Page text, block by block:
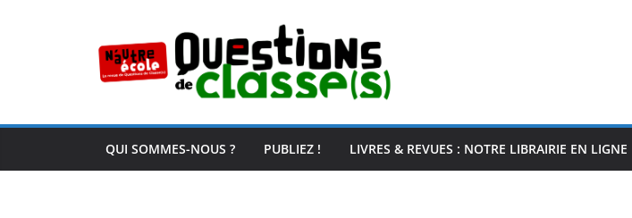
QUI SOMMES-NOUS ? PUBLIEZ ! LIVRES & REVUES : NOTRE LIBRAIRIE EN LIGNE